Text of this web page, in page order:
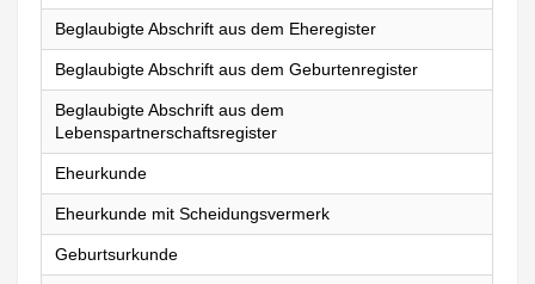
Beglaubigte Abschrift aus dem Eheregister
Beglaubigte Abschrift aus dem Geburtenregister
Beglaubigte Abschrift aus dem
Lebenspartnerschaftsregister
Eheurkunde
Eheurkunde mit Scheidungsvermerk
Geburtsurkunde